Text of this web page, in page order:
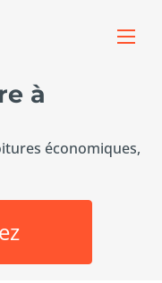
à
économiques,